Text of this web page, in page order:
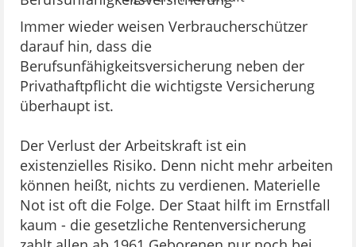
Immer wieder weisen Verbraucherschützer
darauf hin, dass die
Berufsunfähigkeitsversicherung neben der
Privathaftpflicht die wichtigste Versicherung
überhaupt ist.
Der Verlust der Arbeitskraft ist ein
existenzielles Risiko. Denn nicht mehr arbeiten
können heißt, nichts zu verdienen. Materielle
Not ist oft die Folge. Der Staat hilft im Ernstfall
kaum - die gesetzliche Rentenversicherung